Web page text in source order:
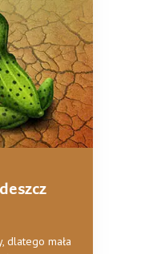
dlatego mała